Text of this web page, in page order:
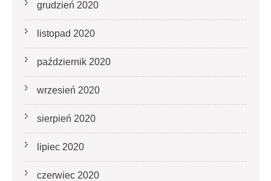
grudzień 2020
listopad 2020
październik 2020
wrzesień 2020
sierpień 2020
lipiec 2020
czerwiec 2020